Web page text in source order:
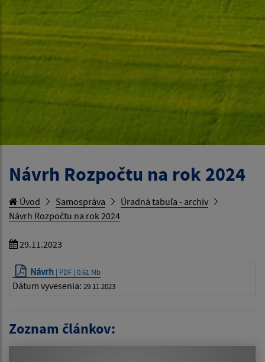
Návrh Rozpočtu na rok 2024
Úvod Samospráva
Úradná tabuľa - archív
Návrh Rozpočtu na rok 2024
29.11.2023
Návrh | PDF | 0.61 Mb
Dátum vyvesenia: 29.11.2023
Zoznam článkov: